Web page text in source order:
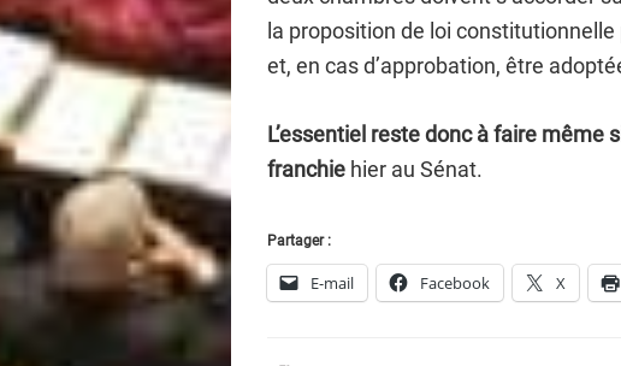
la proposition de loi
et, en cas d’approbation, être
L’essentiel reste donc à faire même
franchie hier au Sénat.
Partager :
E-mail Facebook X